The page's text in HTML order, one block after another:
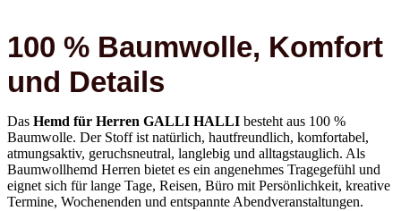
100 % Baumwolle, Komfort
und Details
Das Hemd für Herren GALLI HALLI besteht aus 100 %
Baumwolle. Der Stoff ist natürlich, hautfreundlich, komfortabel,
atmungsaktiv, geruchsneutral, langlebig und alltagstauglich. Als
Baumwollhemd Herren bietet es ein angenehmes Tragegefühl und
eignet sich für lange Tage, Reisen, Büro mit Persönlichkeit, kreative
Termine, Wochenenden und entspannte Abendveranstaltungen.